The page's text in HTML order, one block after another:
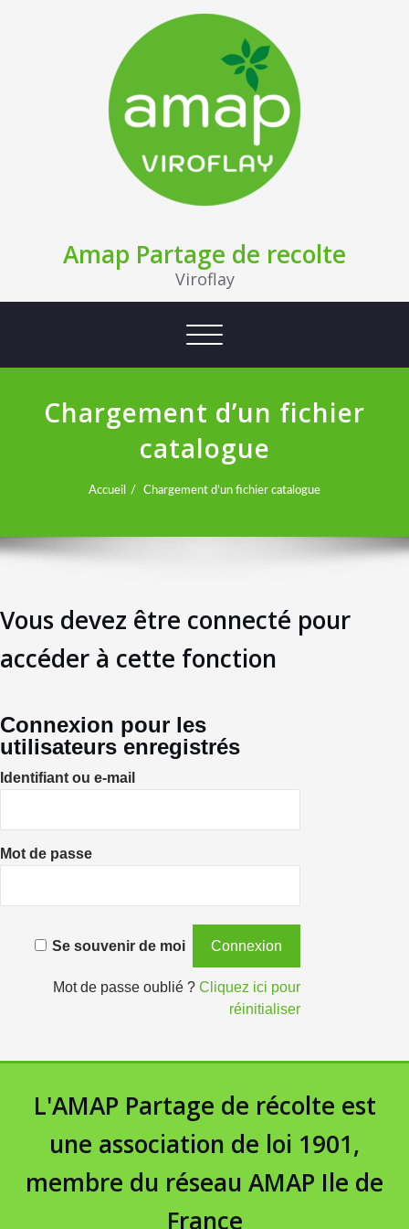
Amap Partage de recolte
Viroflay
Afficher/masquer la navigation
Chargement d’un fichier
catalogue
Accueil Chargement d’un fichier catalogue
Vous devez être connecté pour
accéder à cette fonction
Connexion pour les
utilisateurs enregistrés
Identifiant ou e-mail
Mot de passe
Se souvenir de moi
Mot de passe oublié ?Cliquez ici pour
réinitialiser
L'AMAP Partage de récolte est
une association de loi 1901,
membre du réseau AMAP Ile de
France